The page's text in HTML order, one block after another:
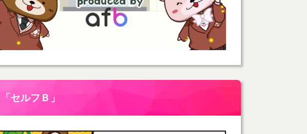
「セルフＢ」